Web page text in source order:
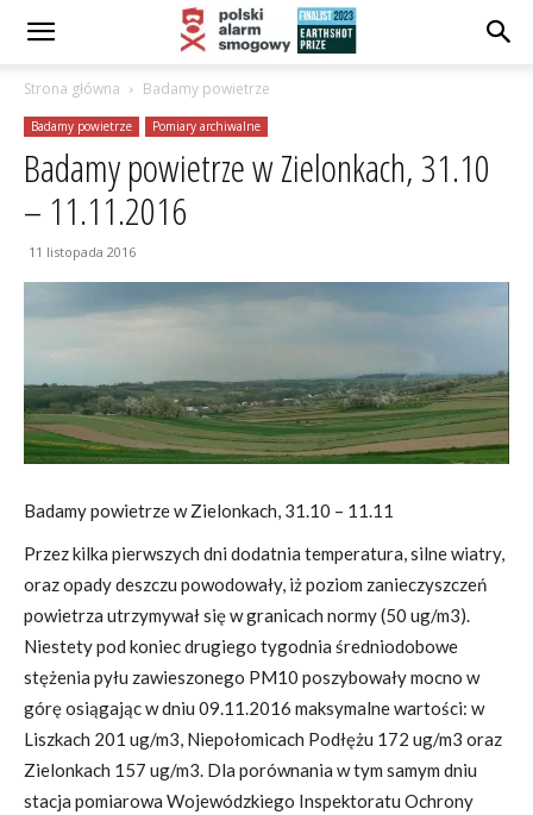
Strona główna Badamy powietrze
Badamy powietrze Pomiary archiwalne
Badamy powietrze w Zielonkach, 31.10
– 11.11.2016
11 listopada 2016
Badamy powietrze w Zielonkach, 31.10 – 11.11
Przez kilka pierwszych dni dodatnia temperatura, silne wiatry,
oraz opady deszczu powodowały, iż poziom zanieczyszczeń
powietrza utrzymywał się w granicach normy (50 ug/m3).
Niestety pod koniec drugiego tygodnia średniodobowe
stężenia pyłu zawieszonego PM10 poszybowały mocno w
górę osiągając w dniu 09.11.2016 maksymalne wartości: w
Liszkach 201 ug/m3, Niepołomicach Podłężu 172 ug/m3 oraz
Zielonkach 157 ug/m3. Dla porównania w tym samym dniu
stacja pomiarowa Wojewódzkiego Inspektoratu Ochrony